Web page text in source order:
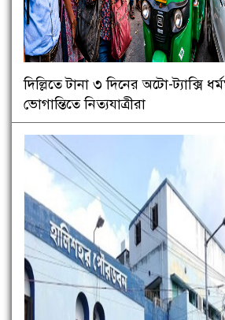
দিল্লিতে টানা ৩ দিনের অটো-ট্যাক্সি
ভোগান্তিতে নিত্যযাত্রীরা